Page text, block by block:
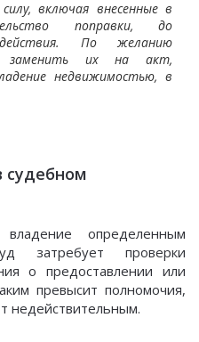
включая внесенные в
поправки, до
По желанию
заменить их на акт,
недвижимостью, в
судебном
определенным
затребует проверки
о предоставлении или
превысит полномочия,
недействительным.